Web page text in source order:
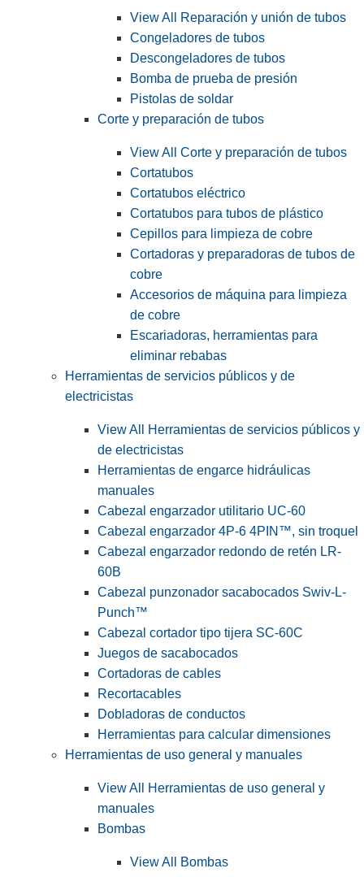
View All Reparación y unión de tubos
Congeladores de tubos
Descongeladores de tubos
Bomba de prueba de presión
Pistolas de soldar
Corte y preparación de tubos
View All Corte y preparación de tubos
Cortatubos
Cortatubos eléctrico
Cortatubos para tubos de plástico
Cepillos para limpieza de cobre
Cortadoras y preparadoras de tubos de
cobre
Accesorios de máquina para limpieza
de cobre
Escariadoras, herramientas para
eliminar rebabas
Herramientas de servicios públicos y de
electricistas
View All Herramientas de servicios públicos y
de electricistas
Herramientas de engarce hidráulicas
manuales
Cabezal engarzador utilitario UC-60
Cabezal engarzador 4P-6 4PIN™, sin troquel
Cabezal engarzador redondo de retén LR-
60B
Cabezal punzonador sacabocados Swiv-L-
Punch™
Cabezal cortador tipo tijera SC-60C
Juegos de sacabocados
Cortadoras de cables
Recortacables
Dobladoras de conductos
Herramientas para calcular dimensiones
Herramientas de uso general y manuales
View All Herramientas de uso general y
manuales
Bombas
View All Bombas